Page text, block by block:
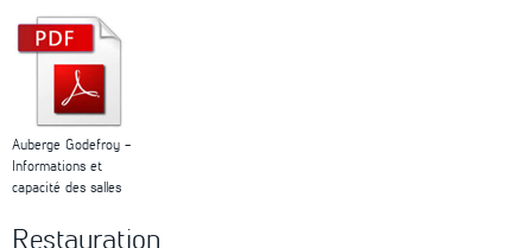
Auberge Godefroy -
Informations et
capacité des salles
Restauration